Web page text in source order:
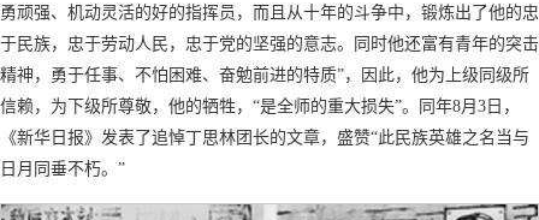
勇顽强、机动灵活的好的指挥员，而且从十年的斗争中，锻炼出了他的忠
于民族，忠于劳动人民，忠于党的坚强的意志。同时他还富有青年的突击
精神，勇于任事、不怕困难、奋勉前进的特质”，因此，他为上级同级所
信赖，为下级所尊敬，他的牺牲，“是全师的重大损失”。同年8月3日，
《新华日报》发表了追悼丁思林团长的文章，盛赞“此民族英雄之名当与
日月同垂不朽。”